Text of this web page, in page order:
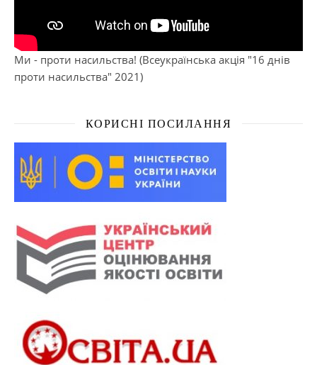
Ми - проти насильства! (Всеукраїнська акція "16 днів
проти насильства" 2021)
КОРИСНІ ПОСИЛАННЯ